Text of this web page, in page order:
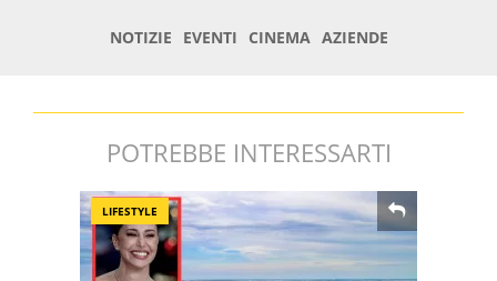
POTREBBE INTERESSARTI
LIFESTYLE